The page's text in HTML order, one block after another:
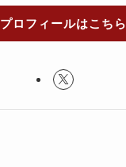
プロフィールはこちら